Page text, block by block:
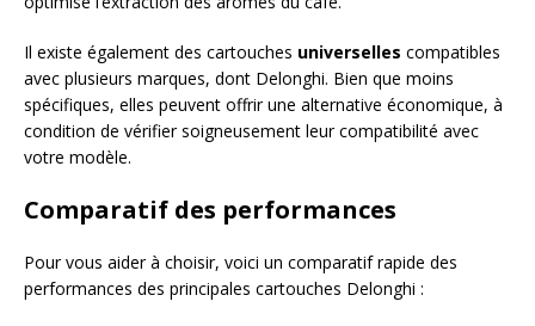
Il existe également des cartouches universelles compatibles
avec plusieurs marques, dont Delonghi. Bien que moins
spécifiques, elles peuvent offrir une alternative économique, à
condition de vérifier soigneusement leur compatibilité avec
votre modèle.
Comparatif des performances
Pour vous aider à choisir, voici un comparatif rapide des
performances des principales cartouches Delonghi :